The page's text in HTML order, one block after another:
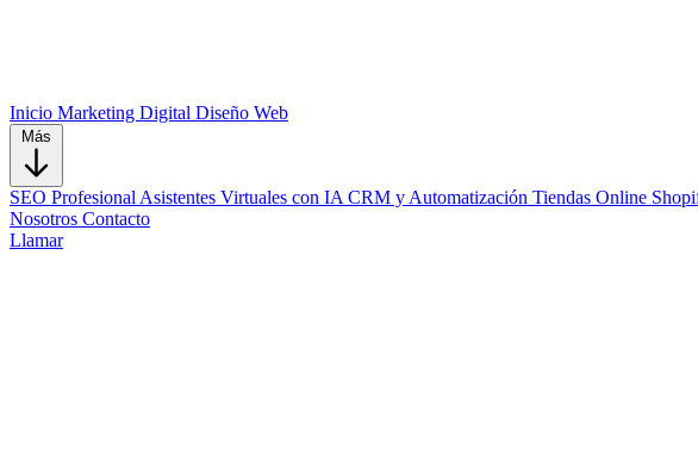
Inicio Marketing Digital Diseño Web
SEO Profesional Asistentes Virtuales con IA CRM y Automatización Tiendas Online
Nosotros Contacto
Llamar